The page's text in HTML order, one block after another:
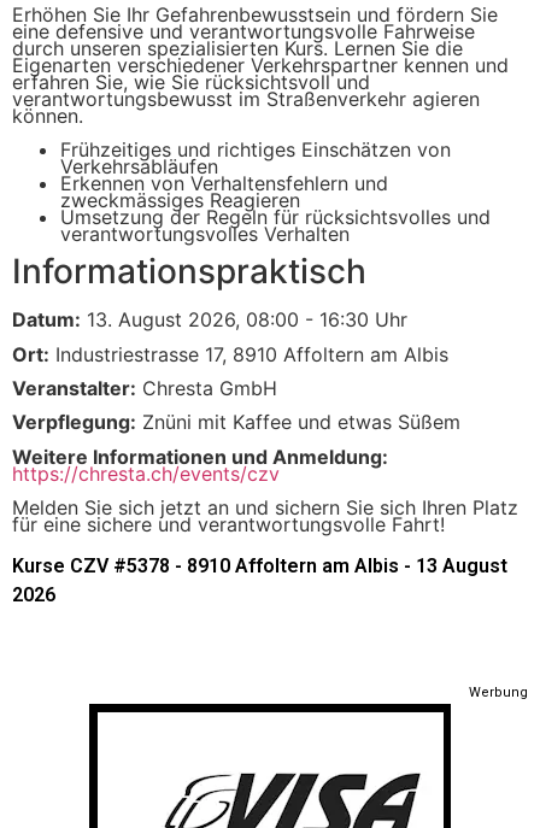
Erhöhen Sie Ihr Gefahrenbewusstsein und fördern Sie
eine defensive und verantwortungsvolle Fahrweise
durch unseren spezialisierten Kurs. Lernen Sie die
Eigenarten verschiedener Verkehrspartner kennen und
erfahren Sie, wie Sie rücksichtsvoll und
verantwortungsbewusst im Straßenverkehr agieren
können.
Frühzeitiges und richtiges Einschätzen von
Verkehrsabläufen
Erkennen von Verhaltensfehlern und
zweckmässiges Reagieren
Umsetzung der Regeln für rücksichtsvolles und
verantwortungsvolles Verhalten
Informationspraktisch
Datum: 13. August 2026, 08:00 - 16:30 Uhr
Ort: Industriestrasse 17, 8910 Affoltern am Albis
Veranstalter: Chresta GmbH
Verpflegung: Znüni mit Kaffee und etwas Süßem
Weitere Informationen und Anmeldung:
https://chresta.ch/events/czv
Melden Sie sich jetzt an und sichern Sie sich Ihren Platz
für eine sichere und verantwortungsvolle Fahrt!
Kurse CZV #5378 - 8910 Affoltern am Albis - 13 August
2026
Werbung